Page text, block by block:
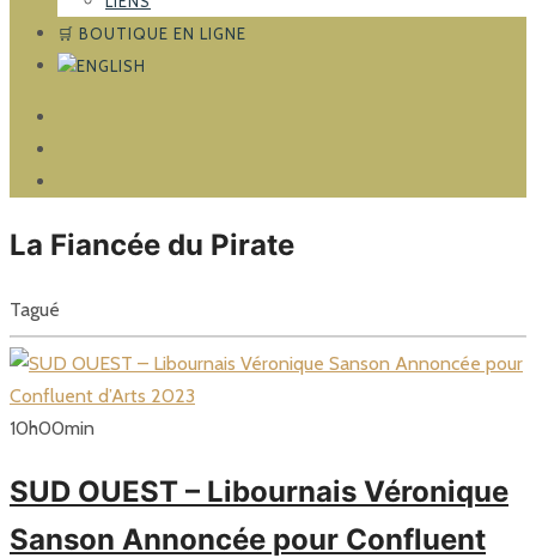
🛒 BOUTIQUE EN LIGNE
La Fiancée du Pirate
Tagué
10h00min
SUD OUEST – Libournais Véronique
Sanson Annoncée pour Confluent